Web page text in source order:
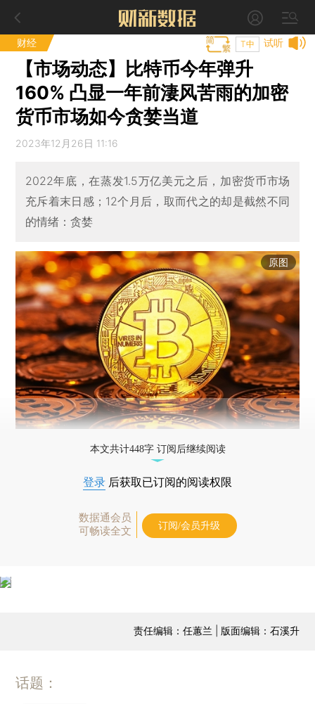
财经 试听
T中
【市场动态】比特币今年弹升
160% 凸显一年前淒风苦雨的加密
货币市场如今贪婪当道
2023年12月26日 11:16
2022年底，在蒸发1.5万亿美元之后，加密货币市场
充斥着末日感；12个月后，取而代之的却是截然不同
的情绪：贪婪
原图
本文共计448字 订阅后继续阅读
登录 后获取已订阅的阅读权限
数据通会员
可畅读全文
订阅/会员升级
责任编辑：任蕙兰 | 版面编辑：石溪升
话题：